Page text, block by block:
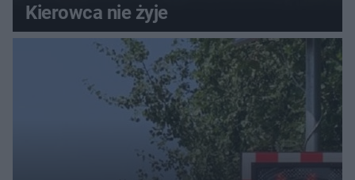
Kierowca nie żyje